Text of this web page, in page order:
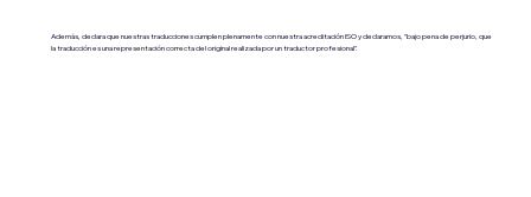
Además, declara que nuestras traducciones cumplen plenamente con nuestra acreditación ISO y declaramos, "bajo pena de perjurio, que
la traducción es una representación correcta del original realizada por un traductor profesional".